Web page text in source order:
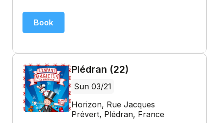
Book
Plédran (22)
Sun 03/21
Horizon, Rue Jacques
Prévert, Plédran, France